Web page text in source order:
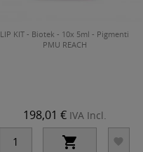
LIP KIT - Biotek - 10x 5ml - Pigmenti
PMU REACH
198,01 € IVA Incl.
 